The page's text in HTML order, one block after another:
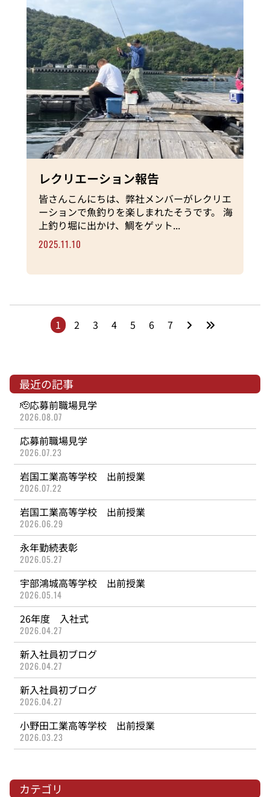
レクリエーション報告
皆さんこんにちは、弊社メンバーがレクリエ
ーションで魚釣りを楽しまれたそうです。 海
上釣り堀に出かけ、鯛をゲット...
2025.11.10
1 2 3 4 5 6 7
最近の記事
🫡応募前職場見学
2026.08.07
応募前職場見学
2026.07.23
岩国工業高等学校 出前授業
2026.07.22
岩国工業高等学校 出前授業
2026.06.29
永年勤続表彰
2026.05.27
宇部鴻城高等学校 出前授業
2026.05.14
26年度 入社式
2026.04.27
新入社員初ブログ
2026.04.27
新入社員初ブログ
2026.04.27
小野田工業高等学校 出前授業
2026.03.23
カテゴリ